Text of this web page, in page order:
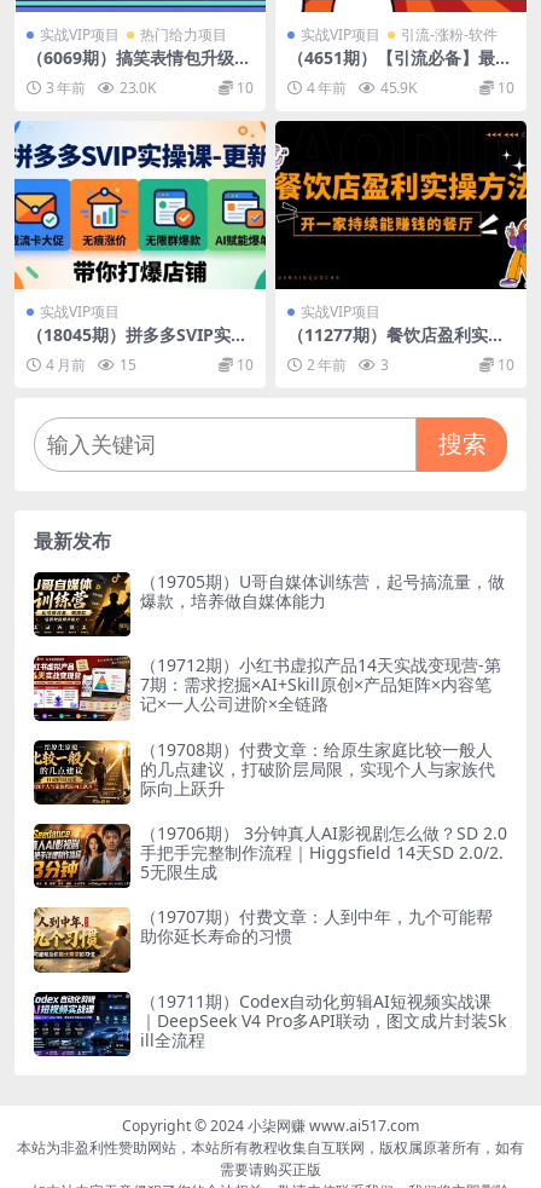
实战VIP项目 热门给力项目
（6069期）搞笑表情包升级玩
法，简单操作，抖音实操3天
变现500+
3 年前 23.0K 10
实战VIP项目 引流-涨粉-软件
（4651期）【引流必备】最新
QQ邮箱群发助手【永久脚本
+详细教程】
4 年前 45.9K 10
实战VIP项目
（18045期）拼多多SVIP实操
课-26年4月，截流卡大促+无
痕涨价+无限群爆款+AI赋能爆
4 月前 15 10
实战VIP项目
（11277期）餐饮店盈利实操
方法：教你怎样开一家持续能
赚钱的餐厅（25节）
2 年前 3 10
搜索
最新发布
（19705期）U哥自媒体训练营，起号搞流量，做
爆款，培养做自媒体能力
（19712期）小红书虚拟产品14天实战变现营-第
7期：需求挖掘×AI+Skill原创×产品矩阵×内容笔
记×一人公司进阶×全链路
（19708期）付费文章：给原生家庭比较一般人
的几点建议，打破阶层局限，实现个人与家族代
际向上跃升
（19706期） 3分钟真人AI影视剧怎么做？SD 2.0
手把手完整制作流程｜Higgsfield 14天SD 2.0/2.
5无限生成
（19707期）付费文章：人到中年，九个可能帮
助你延长寿命的习惯
（19711期）Codex自动化剪辑AI短视频实战课
｜DeepSeek V4 Pro多API联动，图文成片封装Sk
ill全流程
Copyright © 2024 小柒网赚 www.ai517.com
本站为非盈利性赞助网站，本站所有教程收集自互联网，版权属原著所有，如有
需要请购买正版